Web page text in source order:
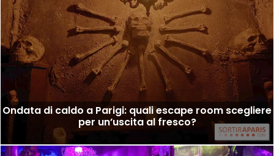
Ondata di caldo a Parigi: quali escape room scegliere
per un’uscita al fresco?